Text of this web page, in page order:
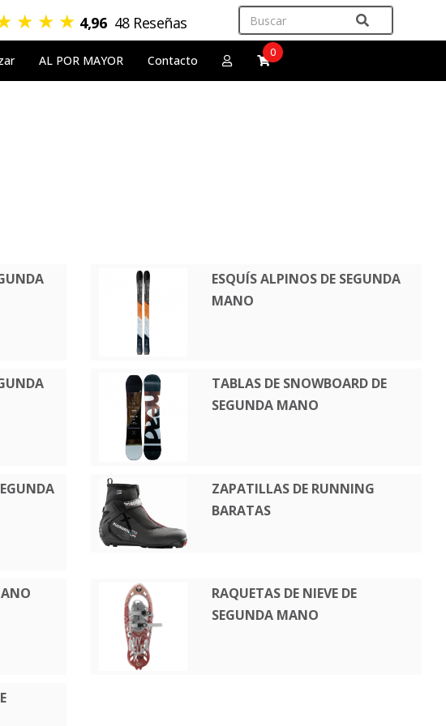
★ ★ ★ 4,96 48 Reseñas
AL POR MAYOR Contacto
0
ESQUÍS ALPINOS DE SEGUNDA
MANO
TABLAS DE SNOWBOARD DE
SEGUNDA MANO
ZAPATILLAS DE RUNNING
BARATAS
RAQUETAS DE NIEVE DE
SEGUNDA MANO